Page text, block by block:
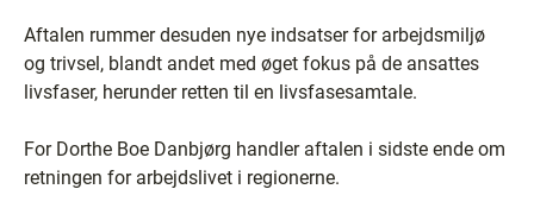
Aftalen rummer desuden nye indsatser for arbejdsmiljø
og trivsel, blandt andet med øget fokus på de ansattes
livsfaser, herunder retten til en livsfasesamtale.
For Dorthe Boe Danbjørg handler aftalen i sidste ende om
retningen for arbejdslivet i regionerne.